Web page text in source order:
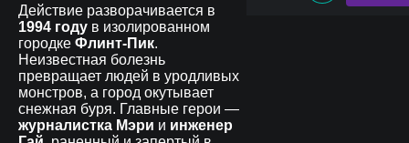
Действие разворачивается в
1994 году в изолированном
городке Флинт-Пик.
Неизвестная болезнь
превращает людей в уродливых
монстров, а город окутывает
снежная буря. Главные герои —
журналистка Мэри и инженер